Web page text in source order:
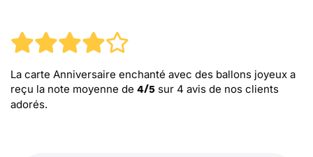
La carte Anniversaire enchanté avec des ballons joyeux a
reçu la note moyenne de 4/5 sur 4 avis de nos clients
adorés.